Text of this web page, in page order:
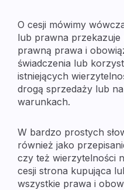
O cesji mówimy
lub prawna
prawną prawa i
świadczenia lub
istniejących
drogą sprzedaży lub
warunkach.
W bardzo prostych
również jako
czy też wierzytelności
cesji strona kupująca
wszystkie prawa i